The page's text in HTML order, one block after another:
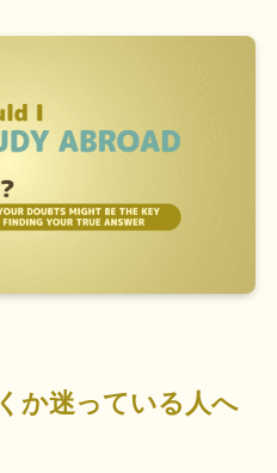
か迷っている人へ